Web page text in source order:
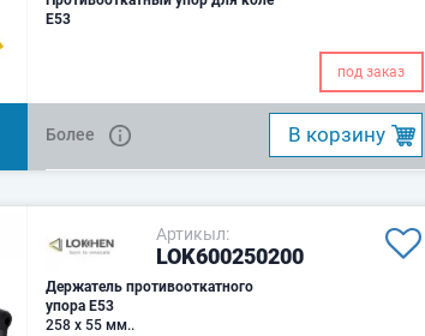
E53
под заказ
Более B корзину
Артикыл:
LOK600250200
Держатель противооткатного
упора E53
258 x 55 мм..